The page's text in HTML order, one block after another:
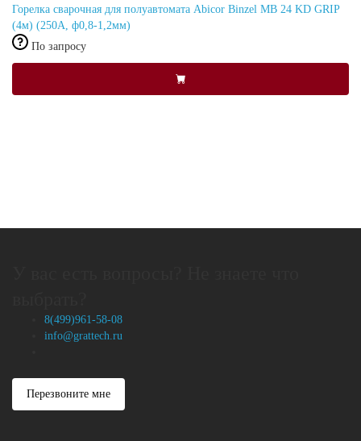
Горелка сварочная для полуавтомата Abicor Binzel MB 24 KD GRIP
(4м) (250А, ф0,8-1,2мм)
По запросу
8(499)961-58-08
info@grattech.ru
Перезвоните мне